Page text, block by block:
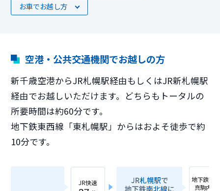
お車でお越し方
空港・公共交通機関でお越しの方
新千歳空港からJR札幌駅経由もしくはJR新札幌駅
経由でお越しいただけます。どちらもトータルの
所要時間は約60分です。
地下鉄東西線「東札幌駅」からはおよそ徒歩で約
10分です。